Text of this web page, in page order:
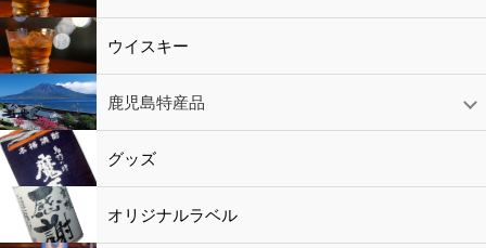
ウイスキー
鹿児島特産品
黒酢・酢
水
鹿児島特産品
おつまみ グッズ
オリジナルラベル